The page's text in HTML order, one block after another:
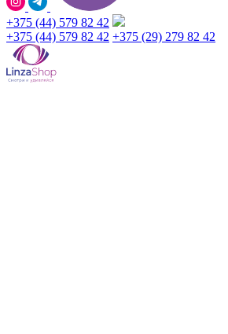
+375 (44) 579 82 42
+375 (44) 579 82 42 +375 (29) 279 82 42